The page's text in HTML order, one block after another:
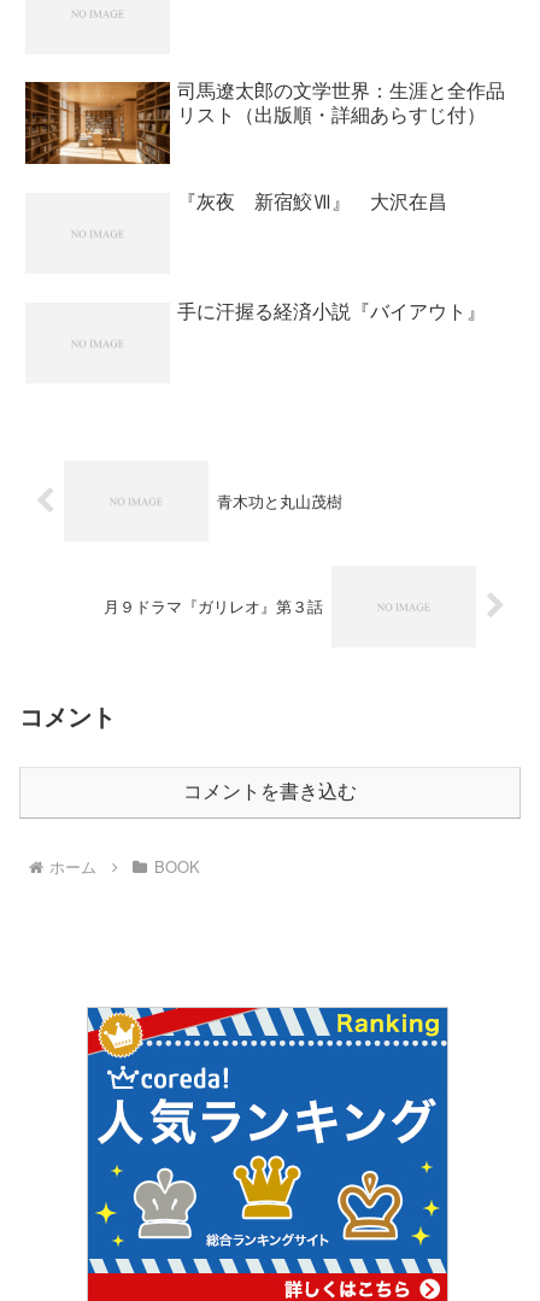
司馬遼太郎の文学世界：生涯と全作品
リスト（出版順・詳細あらすじ付）
『灰夜 新宿鮫Ⅶ』 大沢在昌
手に汗握る経済小説『バイアウト』
青木功と丸山茂樹
月９ドラマ『ガリレオ』第３話
コメント
コメントを書き込む
ホーム BOOK